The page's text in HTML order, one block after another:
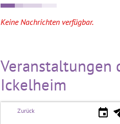
Keine Nachrichten verfügbar.
Veranstaltungen
Ickelheim
Zurück